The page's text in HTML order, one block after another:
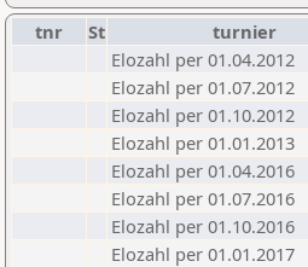
tnr St turnier
Elozahl per 01.04.2012
Elozahl per 01.07.2012
Elozahl per 01.10.2012
Elozahl per 01.01.2013
Elozahl per 01.04.2016
Elozahl per 01.07.2016
Elozahl per 01.10.2016
Elozahl per 01.01.2017